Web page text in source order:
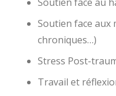
Soutien face aux
chroniques…)
Stress Post-
Travail et